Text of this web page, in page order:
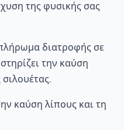
της φυσικής σας
διατροφής σε
την καύση
καύση λίπους και τη